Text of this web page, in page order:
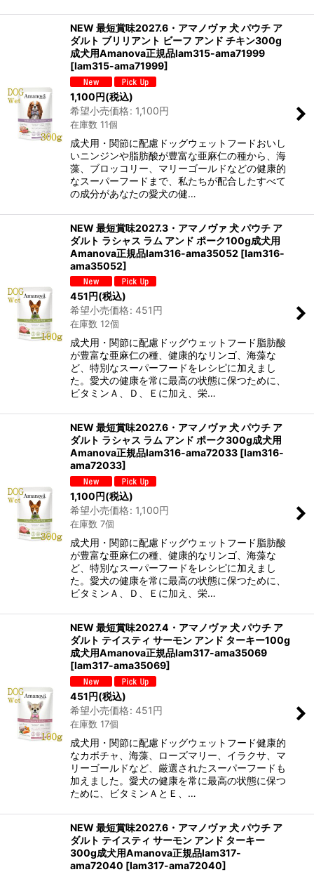
NEW 最短賞味2027.6・アマノヴァ 犬 パウチ ア
ダルト ブリリアント ビーフ アンド チキン300g
成犬用Amanova正規品lam315-ama71999
[lam315-ama71999]
1,100円(税込)
希望小売価格: 1,100円
在庫数 11個
成犬用・関節に配慮ドッグウェットフードおいし
いニンジンや脂肪酸が豊富な亜麻仁の種から、海
藻、ブロッコリー、マリーゴールドなどの健康的
なスーパーフードまで、私たちが配合したすべて
の成分があなたの愛犬の健…
NEW 最短賞味2027.3・アマノヴァ 犬 パウチ ア
ダルト ラシャス ラム アンド ポーク100g成犬用
Amanova正規品lam316-ama35052 [lam316-
ama35052]
451円(税込)
希望小売価格: 451円
在庫数 12個
成犬用・関節に配慮ドッグウェットフード脂肪酸
が豊富な亜麻仁の種、健康的なリンゴ、海藻な
ど、特別なスーパーフードをレシピに加えまし
た。愛犬の健康を常に最高の状態に保つために、
ビタミンＡ、Ｄ、Ｅに加え、栄…
NEW 最短賞味2027.6・アマノヴァ 犬 パウチ ア
ダルト ラシャス ラム アンド ポーク300g成犬用
Amanova正規品lam316-ama72033 [lam316-
ama72033]
1,100円(税込)
希望小売価格: 1,100円
在庫数 7個
成犬用・関節に配慮ドッグウェットフード脂肪酸
が豊富な亜麻仁の種、健康的なリンゴ、海藻な
ど、特別なスーパーフードをレシピに加えまし
た。愛犬の健康を常に最高の状態に保つために、
ビタミンＡ、Ｄ、Ｅに加え、栄…
NEW 最短賞味2027.4・アマノヴァ 犬 パウチ ア
ダルト テイスティ サーモン アンド ターキー100g
成犬用Amanova正規品lam317-ama35069
[lam317-ama35069]
451円(税込)
希望小売価格: 451円
在庫数 17個
成犬用・関節に配慮ドッグウェットフード健康的
なカボチャ、海藻、ローズマリー、イラクサ、マ
リーゴールドなど、厳選されたスーパーフードも
加えました。愛犬の健康を常に最高の状態に保つ
ために、ビタミンＡとＥ、…
NEW 最短賞味2027.6・アマノヴァ 犬 パウチ ア
ダルト テイスティ サーモン アンド ターキー
300g成犬用Amanova正規品lam317-
ama72040 [lam317-ama72040]